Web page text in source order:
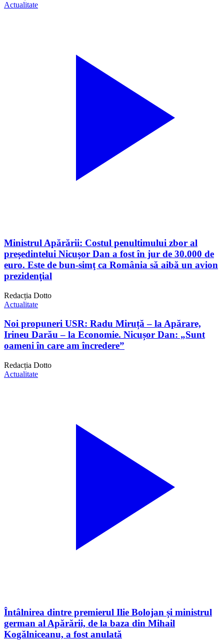
Actualitate
Ministrul Apărării: Costul penultimului zbor al
preşedintelui Nicuşor Dan a fost în jur de 30.000 de
euro. Este de bun-simţ ca România să aibă un avion
prezidenţial
Redacția Dotto
Actualitate
Noi propuneri USR: Radu Miruță – la Apărare,
Irineu Darău – la Economie. Nicușor Dan: „Sunt
oameni în care am încredere”
Redacția Dotto
Actualitate
Întâlnirea dintre premierul Ilie Bolojan și ministrul
german al Apărării, de la baza din Mihail
Kogălniceanu, a fost anulată